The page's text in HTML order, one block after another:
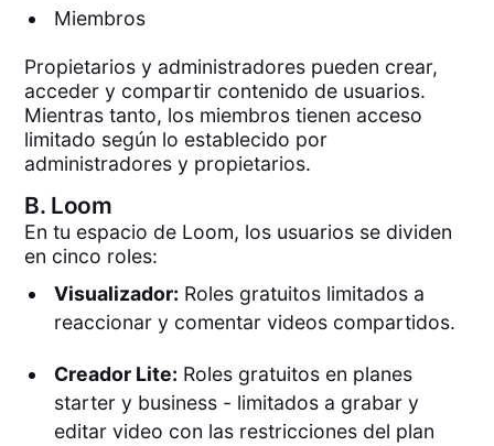
Miembros
Propietarios y administradores pueden crear,
acceder y compartir contenido de usuarios.
Mientras tanto, los miembros tienen acceso
limitado según lo establecido por
administradores y propietarios.
B. Loom
En tu espacio de Loom, los usuarios se dividen
en cinco roles:
Visualizador: Roles gratuitos limitados a
reaccionar y comentar videos compartidos.
Creador Lite: Roles gratuitos en planes
starter y business - limitados a grabar y
editar video con las restricciones del plan